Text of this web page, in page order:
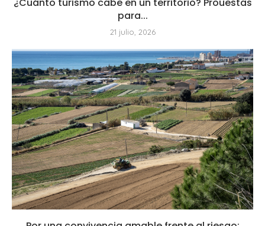
¿Cuánto turismo cabe en un territorio? Prouestas
para...
21 julio, 2026